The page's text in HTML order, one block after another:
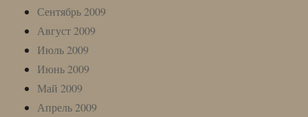
Сентябрь 2009
Август 2009
Июль 2009
Июнь 2009
Май 2009
Апрель 2009